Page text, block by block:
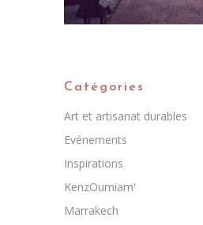
Catégories
Art et artisanat durables
Evénements
Inspirations
KenzOumiam'
Marrakech